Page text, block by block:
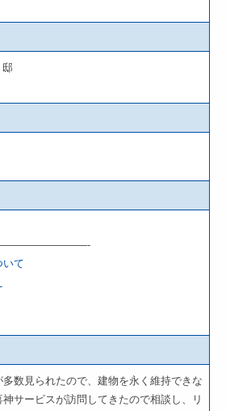
邸
て
数見られたので、建物を永く維持できな
サービスが訪問してきたので相談し、リ